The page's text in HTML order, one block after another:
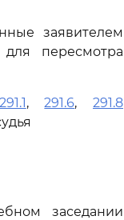
заявителем
пересмотра
,291.6, 291.8
заседании